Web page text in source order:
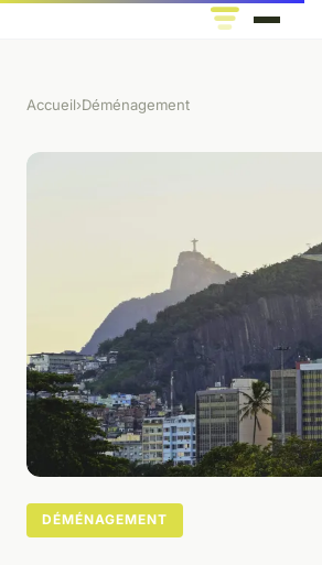
Accueil›Déménagement
DÉMÉNAGEMENT